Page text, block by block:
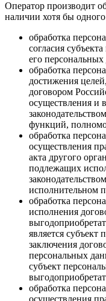
Оператор производит
наличии хотя бы
обработка
согласия
его
обработка
достижения
договором
осуществления и
функций,
обработка
осуществления
акта другого
подлежащих
исполнительном
обработка
исполнения
является субъект
заключения
персональных
субъект
обработка